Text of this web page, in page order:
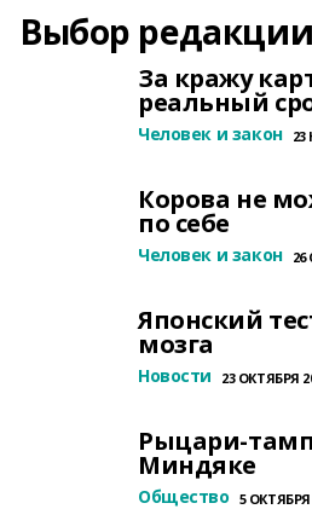
Выбор редакции
За кражу
реальный
Человек и закон 23
Корова не
по себе
Человек и закон 26
Японский
мозга
Новости 23 ОКТЯБРЯ
Рыцари-
Миндяке
Общество 5 ОКТЯБРЯ